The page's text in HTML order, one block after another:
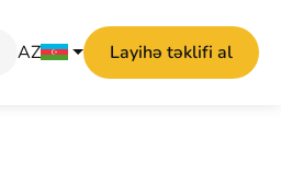
AZ Layihə təklifi al